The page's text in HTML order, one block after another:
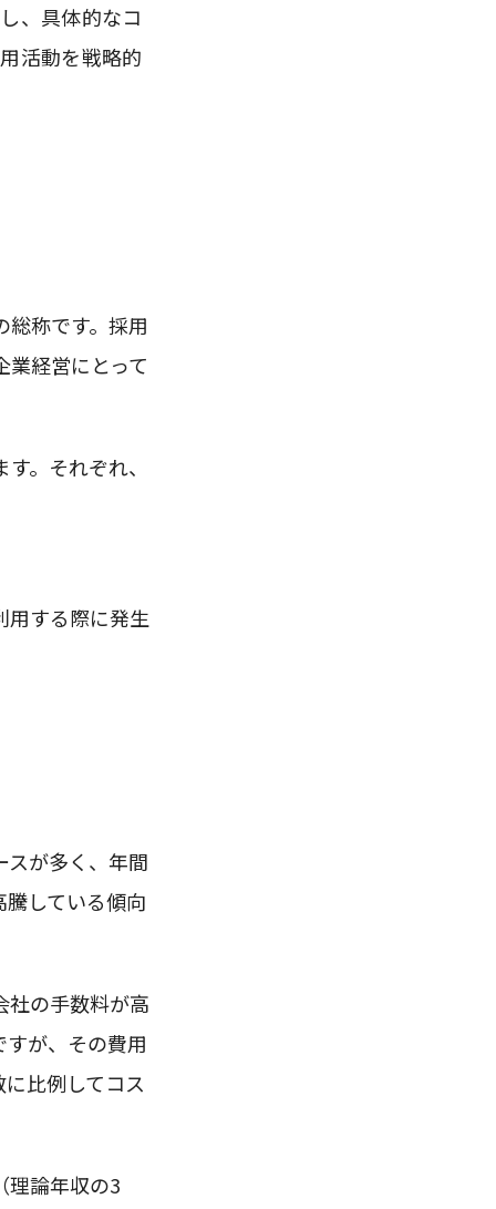
、具体的なコ
活動を戦略的
称です。採用
経営にとって
。それぞれ、
用する際に発生
スが多く、年間
している傾向
社の手数料が高
が、その費用
比例してコス
理論年収の3